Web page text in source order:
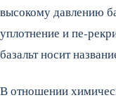
высокому давлению
уплотнение и пе-
базальт носит
В отношении